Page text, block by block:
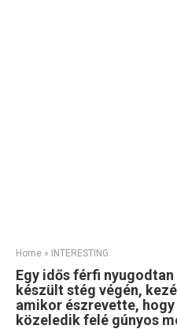
Home » INTERESTING
Egy idős férfi
készült stég végén,
amikor észrevette,
közeledik felé gúnyos